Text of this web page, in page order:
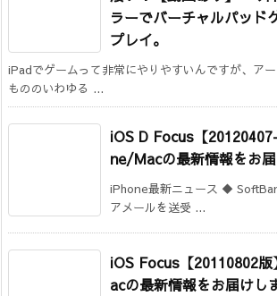
ラーでバーチャルパッド
プレイ。
iPadでゲームって非常にやりやすいんですが、ア
もののいわゆる ...
iOS D Focus【20120407-
ne/Macの最新情報をお届
iPhone最新ニュース ◆
アメールを送受 ...
iOS Focus【20110802版
acの最新情報をお届けし